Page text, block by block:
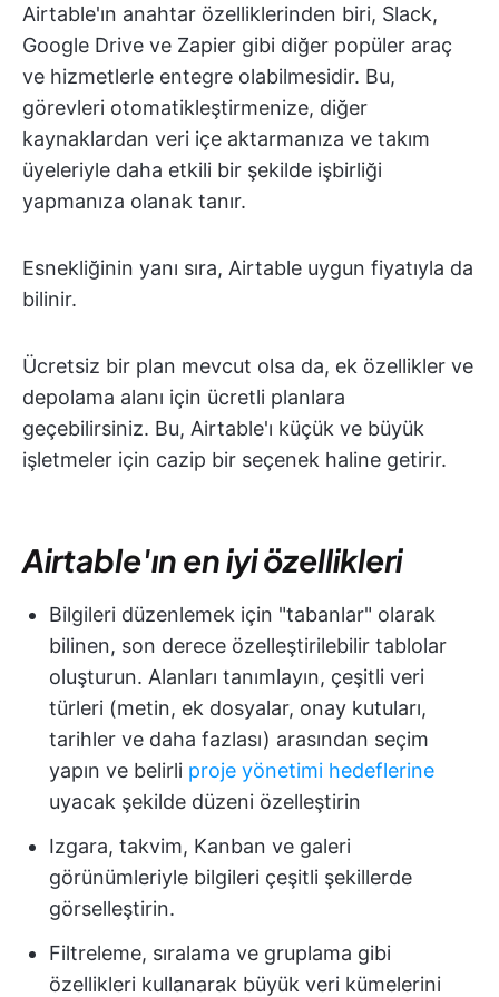
Airtable'ın anahtar özelliklerinden biri, Slack,
Google Drive ve Zapier gibi diğer popüler araç
ve hizmetlerle entegre olabilmesidir. Bu,
görevleri otomatikleştirmenize, diğer
kaynaklardan veri içe aktarmanıza ve takım
üyeleriyle daha etkili bir şekilde işbirliği
yapmanıza olanak tanır.
Esnekliğinin yanı sıra, Airtable uygun fiyatıyla da
bilinir.
Ücretsiz bir plan mevcut olsa da, ek özellikler ve
depolama alanı için ücretli planlara
geçebilirsiniz. Bu, Airtable'ı küçük ve büyük
işletmeler için cazip bir seçenek haline getirir.
Airtable'ın en iyi özellikleri
Bilgileri düzenlemek için "tabanlar" olarak
bilinen, son derece özelleştirilebilir tablolar
oluşturun. Alanları tanımlayın, çeşitli veri
türleri (metin, ek dosyalar, onay kutuları,
tarihler ve daha fazlası) arasından seçim
yapın ve belirli proje yönetimi hedeflerine
uyacak şekilde düzeni özelleştirin
Izgara, takvim, Kanban ve galeri
görünümleriyle bilgileri çeşitli şekillerde
görselleştirin.
Filtreleme, sıralama ve gruplama gibi
özellikleri kullanarak büyük veri kümelerini